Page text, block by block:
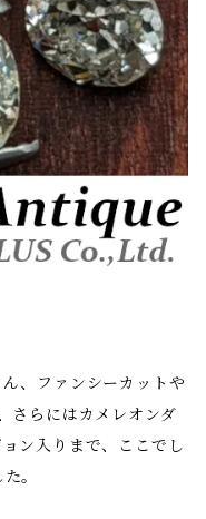
、ファンシーカットや
さらにはカメレオンダ
ン入りまで、ここでし
。